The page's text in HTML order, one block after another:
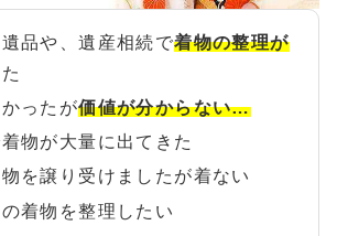
品や、遺産相続で着物の整理が
ったが価値が分からない…
物が大量に出てきた
を譲り受けましたが着ない
着物を整理したい